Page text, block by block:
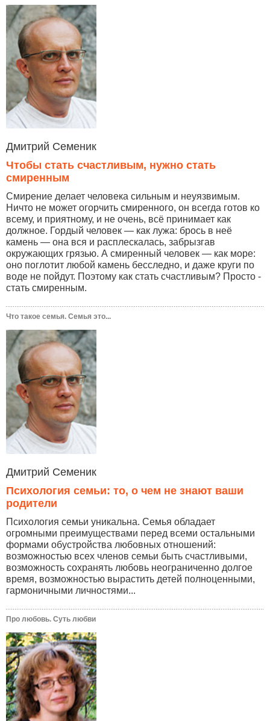
Дмитрий Семеник
Чтобы стать счастливым, нужно стать
смиренным
Смирение делает человека сильным и неуязвимым.
Ничто не может огорчить смиренного, он всегда готов ко
всему, и приятному, и не очень, всё принимает как
должное. Гордый человек — как лужа: брось в неё
камень — она вся и расплескалась, забрызгав
окружающих грязью. А смиренный человек — как море:
оно поглотит любой камень бесследно, и даже круги по
воде не пойдут. Поэтому как стать счастливым? Просто -
стать смиренным.
Что такое семья. Семья это...
Дмитрий Семеник
Психология семьи: то, о чем не знают ваши
родители
Психология семьи уникальна. Семья обладает
огромными преимуществами перед всеми остальными
формами обустройства любовных отношений:
возможностью всех членов семьи быть счастливыми,
возможность сохранять любовь неограниченно долгое
время, возможностью вырастить детей полноценными,
гармоничными личностями...
Про любовь. Суть любви